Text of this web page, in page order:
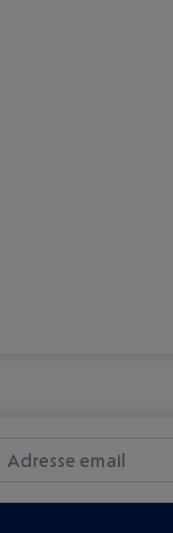
Adresse email